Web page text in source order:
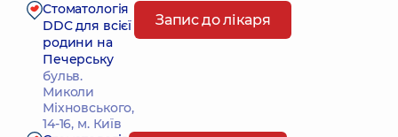
Стоматологія
DDC для всієї
родини на
Печерську
бульв.
Миколи
Міхновського,
14-16, м. Київ
Запис до лікаря